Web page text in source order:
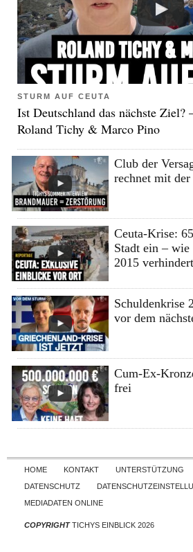
STURM AUF CEUTA
Ist Deutschland das nächste Ziel?
Roland Tichy & Marco Pino
Club der
rechnet mit
Ceuta-Krise:
Stadt ein – wie
2015 verhindert
Schuldenkrise
vor dem
Cum-Ex-
frei
Skip to
HOME KONTAKT UNTERSTÜTZUNG
DATENSCHUTZ
MEDIADATEN ONLINE
COPYRIGHTTICHYS EINBLICK 2026